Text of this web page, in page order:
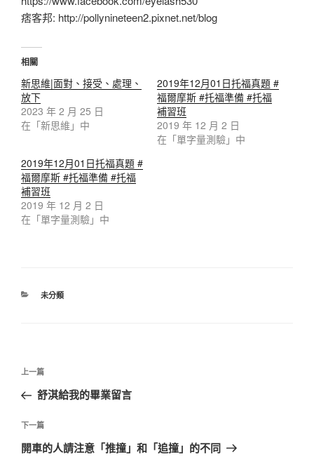
痞客邦: http://pollynineteen2.pixnet.net/blog
相關
新思維|面對、接受、處理、
放下
2023 年 2 月 25 日
在「新思維」中
2019年12月01日托福真題 #
福爾摩斯 #托福準備 #托福
補習班
2019 年 12 月 2 日
在「單字量測驗」中
2019年12月01日托福真題 #
福爾摩斯 #托福準備 #托福
補習班
2019 年 12 月 2 日
在「單字量測驗」中
分
未分類
文
導
覽
上
一
文
章
上一篇
舒淇給我的畢業留言
下
一
下一篇
開車的人請注意「推撞」和「追撞」的不同